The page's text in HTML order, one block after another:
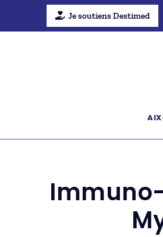
Je soutiens Destimed